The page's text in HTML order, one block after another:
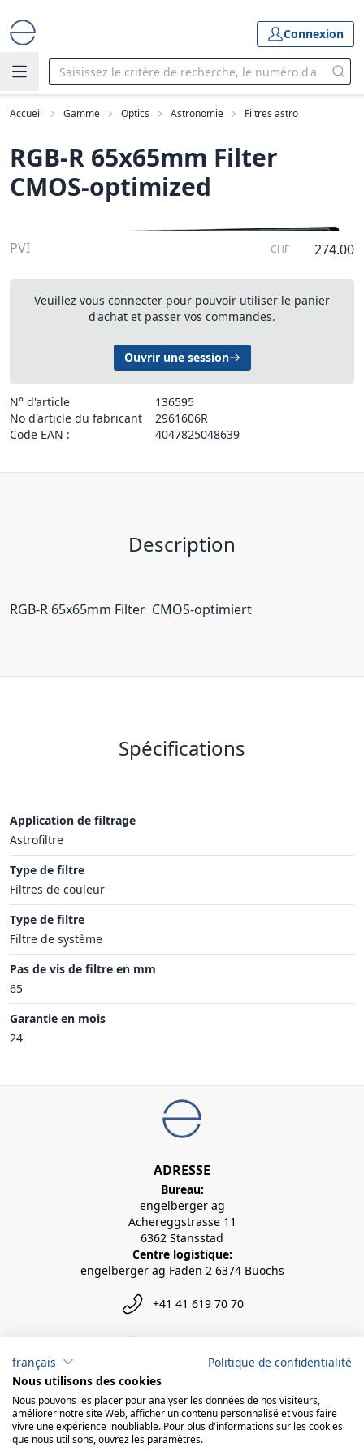
Connexion
Accueil Gamme Optics Astronomie Filtres astro
RGB-R 65x65mm Filter 
CMOS-optimized
PVI CHF 274.00
Veuillez vous connecter pour pouvoir utiliser le panier
d'achat et passer vos commandes.
Ouvrir une session
N° d'article
136595
No d'article du fabricant
2961606R
Code EAN :
4047825048639
Description
RGB-R 65x65mm Filter  CMOS-optimiert
Spécifications
Application de filtrage
Astrofiltre
Type de filtre
Filtres de couleur
Type de filtre
Filtre de système
Pas de vis de filtre en mm
65
Garantie en mois
24
ADRESSE
Bureau:
engelberger ag
Achereggstrasse 11
6362 Stansstad
Centre logistique:
engelberger ag Faden 2 6374 Buochs
+41 41 619 70 70
français
Politique de confidentialité
Nous utilisons des cookies
Nous pouvons les placer pour analyser les données de nos visiteurs,
améliorer notre site Web, afficher un contenu personnalisé et vous faire
vivre une expérience inoubliable. Pour plus d'informations sur les cookies
que nous utilisons, ouvrez les paramètres.